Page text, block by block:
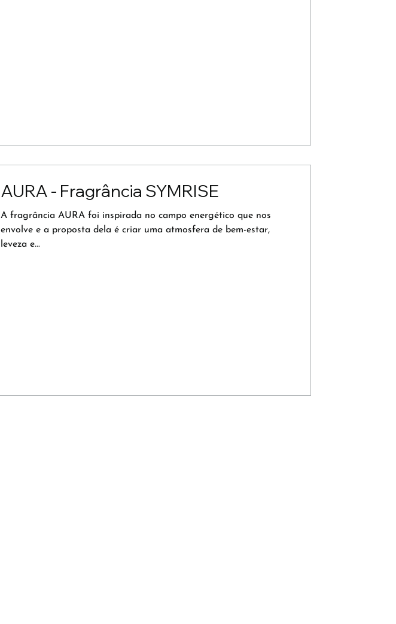
AURA - Fragrância SYMRISE
A fragrância AURA foi inspirada no campo energético que nos
envolve e a proposta dela é criar uma atmosfera de bem-estar,
leveza e...